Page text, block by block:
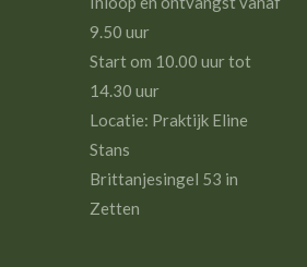
9.50 uur
Start om 10.00 uur tot
14.30 uur
Locatie: Praktijk Eline
Stans
Brittanjesingel 53 in
Zetten